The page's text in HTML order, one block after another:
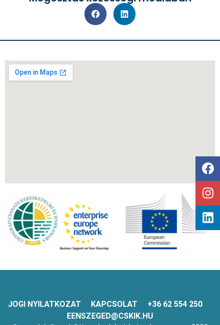
JOGI NYILATKOZAT KAPCSOLAT
+36 62 554 250
EENSZEGED@CSKIK.HU